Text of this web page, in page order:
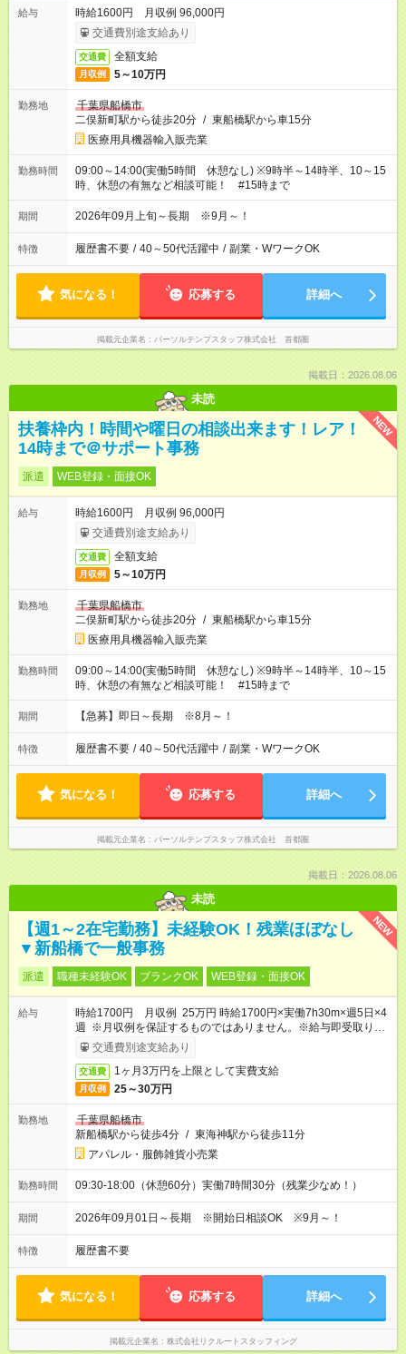
給与
時給1600円 月収例 96,000円
交通費別途支給あり
交通費 全額支給
月収例 5～10万円
勤務地
千葉県船橋市
二俣新町駅から徒歩20分 / 東船橋駅から車15分
医療用具機器輸入販売業
勤務時間
09:00～14:00(実働5時間 休憩なし) ※9時半～14時半、10～15
時、休憩の有無など相談可能！ #15時まで
期間 2026年09月上旬～長期 ※9月～！
特徴 履歴書不要 / 40～50代活躍中 / 副業・WワークOK
気になる！ 応募する 詳細へ
掲載元企業名 パーソルテンプスタッフ株式会社 首都圏
掲載日：2026.08.06
未読
NEW
扶養枠内！時間や曜日の相談出来ます！レア！
14時まで＠サポート事務
派遣 WEB登録・面接OK
給与
時給1600円 月収例 96,000円
交通費別途支給あり
交通費 全額支給
月収例 5～10万円
勤務地
千葉県船橋市
二俣新町駅から徒歩20分 / 東船橋駅から車15分
医療用具機器輸入販売業
勤務時間
09:00～14:00(実働5時間 休憩なし) ※9時半～14時半、10～15
時、休憩の有無など相談可能！ #15時まで
期間 【急募】即日～長期 ※8月～！
特徴 履歴書不要 / 40～50代活躍中 / 副業・WワークOK
気になる！ 応募する 詳細へ
掲載元企業名 パーソルテンプスタッフ株式会社 首都圏
掲載日：2026.08.06
未読
NEW
【週1～2在宅勤務】未経験OK！残業ほぼなし
▼新船橋で一般事務
派遣 職種未経験OK ブランクOK WEB登録・面接OK
給与
時給1700円 月収例 25万円 時給1700円×実働7h30m×週5日×4
週 ※月収例を保証するものではありません。※給与即受取りサ
ービス利用可（利用条件有）
交通費別途支給あり
交通費 1ヶ月3万円を上限として実費支給
月収例 25～30万円
勤務地
千葉県船橋市
新船橋駅から徒歩4分 / 東海神駅から徒歩11分
アパレル・服飾雑貨小売業
勤務時間 09:30-18:00（休憩60分）実働7時間30分（残業少なめ！）
期間 2026年09月01日～長期 ※開始日相談OK ※9月～！
特徴 履歴書不要
気になる！ 応募する 詳細へ
掲載元企業名 株式会社リクルートスタッフィング